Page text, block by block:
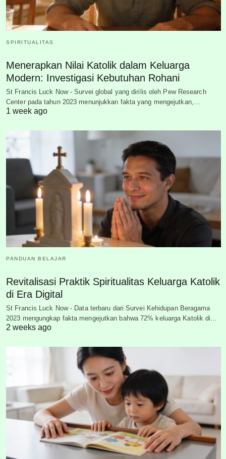
SPIRITUALITAS
Menerapkan Nilai Katolik dalam Keluarga
Modern: Investigasi Kebutuhan Rohani
St Francis Luck Now - Survei global yang dirilis oleh Pew Research
Center pada tahun 2023 menunjukkan fakta yang mengejutkan,…
1 week ago
PANDUAN BELAJAR
Revitalisasi Praktik Spiritualitas Keluarga Katolik
di Era Digital
St Francis Luck Now - Data terbaru dari Survei Kehidupan Beragama
2023 mengungkap fakta mengejutkan bahwa 72% keluarga Katolik di…
2 weeks ago